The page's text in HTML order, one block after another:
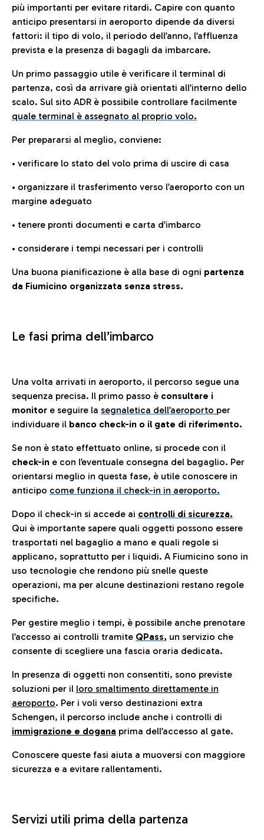
più importanti per evitare ritardi. Capire con quanto
anticipo presentarsi in aeroporto dipende da diversi
fattori: il tipo di volo, il periodo dell’anno, l’affluenza
prevista e la presenza di bagagli da imbarcare.
Un primo passaggio utile è verificare il terminal di
partenza, così da arrivare già orientati all’interno dello
scalo. Sul sito ADR è possibile controllare facilmente
quale terminal è assegnato al proprio volo.
Per prepararsi al meglio, conviene:
• verificare lo stato del volo prima di uscire di casa
• organizzare il trasferimento verso l’aeroporto con un
margine adeguato
• tenere pronti documenti e carta d’imbarco
• considerare i tempi necessari per i controlli
Una buona pianificazione è alla base di ogni partenza
da Fiumicino organizzata senza stress.
Le fasi prima dell’imbarco
Una volta arrivati in aeroporto, il percorso segue una
sequenza precisa. Il primo passo è consultare i
monitor e seguire la segnaletica dell’aeroporto per
individuare il banco check-in o il gate di riferimento.
Se non è stato effettuato online, si procede con il
check-in e con l’eventuale consegna del bagaglio. Per
orientarsi meglio in questa fase, è utile conoscere in
anticipo come funziona il check-in in aeroporto.
Dopo il check-in si accede ai controlli di sicurezza.
Qui è importante sapere quali oggetti possono essere
trasportati nel bagaglio a mano e quali regole si
applicano, soprattutto per i liquidi. A Fiumicino sono in
uso tecnologie che rendono più snelle queste
operazioni, ma per alcune destinazioni restano regole
specifiche.
Per gestire meglio i tempi, è possibile anche prenotare
l’accesso ai controlli tramite QPass, un servizio che
consente di scegliere una fascia oraria dedicata.
In presenza di oggetti non consentiti, sono previste
soluzioni per il loro smaltimento direttamente in
aeroporto. Per i voli verso destinazioni extra
Schengen, il percorso include anche i controlli di
immigrazione e dogana prima dell’accesso al gate.
Conoscere queste fasi aiuta a muoversi con maggiore
sicurezza e a evitare rallentamenti.
Servizi utili prima della partenza